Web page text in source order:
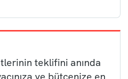
teklifini anında